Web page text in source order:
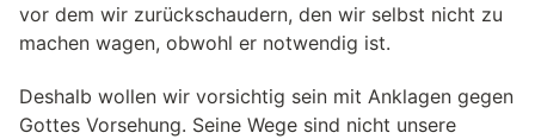
vor dem wir zurückschaudern, den wir selbst nicht zu
machen wagen, obwohl er notwendig ist.
Deshalb wollen wir vorsichtig sein mit Anklagen gegen
Gottes Vorsehung. Seine Wege sind nicht unsere